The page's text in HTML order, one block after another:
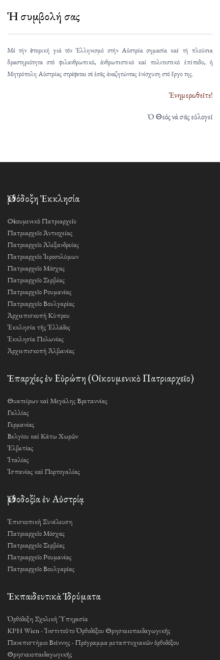
Ἡ συμβολή σας
Μέ τήν ἱστορική γιά τόν Ἑλληνισμό στήν Αὐστρία σημασία καί τή πλούσια
δραστηριότητα στό φιλανθρωπικό, ἀνθρωπιστικό καί πολιτιστικό ἐπίπεδο, ἡ
Μητρόπολη Αὐστρίας στρέφεται σέ ἐσᾶς ἀναζητώντας ἐνίσχυση στό ἔργο της.
Ἐνημερωθεῖτε!
Ὁ Θεός νά σᾶς εὐλογεῖ
Ὀρθόδοξη Ἐκκλησία
Οἰκουμενικὸ Πατριαρχεῖο
Πατριαρχεῖο Ἀντιοχείας
Πατριαρχεῖο Ἀλεξανδρείας
Πατριαρχεῖο Ἱεροσολύμων
Πατριαρχεῖο Μόσχας
Πατριαρχεῖο Σερβίας
Πατριαρχεῖο Ρουμανίας
Πατριαρχεῖο Βουλγαρίας
Ἀρχιεπισκοπὴ Κύπρου
Ἐκκλησία τῆς Ἑλλάδος
Ἐκκλησία Πολωνίας
Ἀρχιεπισκοπὴ Ἀλβανίας
Ἐπαρχίες ἐν Εὐρώπη (Οἰκουμενικὸ Πατριαρχεῖο)
Θυατείρων καὶ Μεγάλης Βρεταννίας
Γαλλίας
Γερμανίας
Βελγίου καὶ Κάτω Χωρῶν
Ἑλβετίας
Ἰταλίας
Ἱσπανίας καὶ Πορτογαλίας
Ὀρθοδοξία ἐν Αὐστρίᾳ
Ἐπισκοπικὴ Συνέλευση
Πατριαρχεῖο Μόσχας
Πατριαρχεῖο Σερβίας
Πατριαρχεῖο Ρουμανίας
Πατριαρχεῖο Βουλγαρίας
Ἐκπαιδευτικὰ Ἱδρύματα
Ὀρθόδοξη Σχολικὴ Ὑπηρεσία
KPH Wien - Ἰνστιτοῦτο Ὀρθοδόξου Θρησκειοπαιδαγωγικῆς
Πανεπιστήμιο Βιέννης - Πρόγραμμα μεταπτυχιακῶν ὀρθοδόξου
Θρησκειοπαιδαγωγικῆς